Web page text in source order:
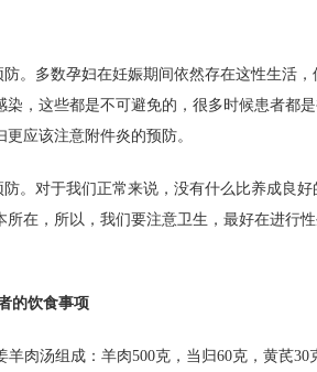
防。多数孕妇在妊娠期间依然存在这性生活
染，这些都是不可避免的，很多时候患者都
应该注意附件炎的预防。
防。对于我们正常来说，没有什么比养成良
所在，所以，我们要注意卫生，最好在进行
的饮食事项
羊肉汤组成：羊肉500克，当归60克，黄芪30